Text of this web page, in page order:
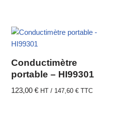
Conductimètre
portable – HI99301
123,00€ HT / 147,60€ TTC